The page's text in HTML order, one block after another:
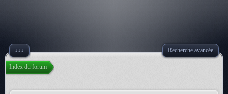
↓↓↓ Recherche avancée
Index du forum